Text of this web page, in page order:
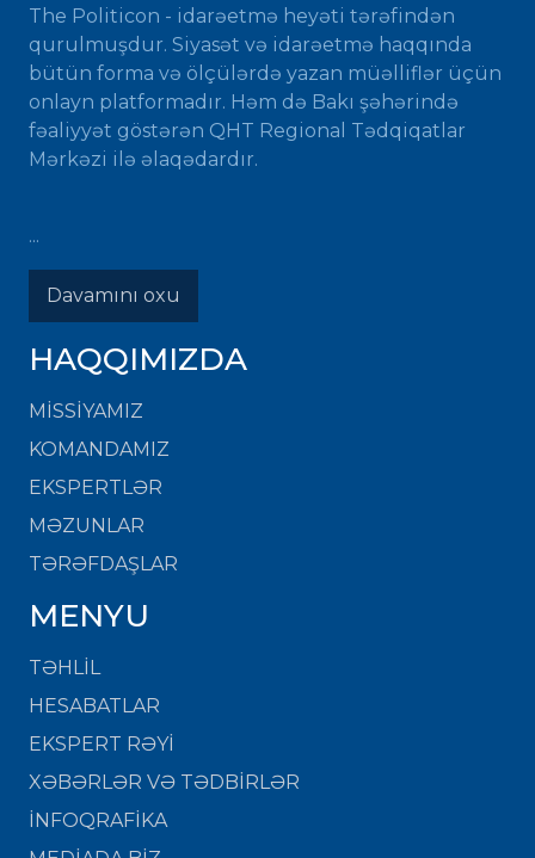
The Politicon - idarəetmə heyəti tərəfindən
qurulmuşdur. Siyasət və idarəetmə haqqında
bütün forma və ölçülərdə yazan müəlliflər üçün
onlayn platformadır. Həm də Bakı şəhərində
fəaliyyət göstərən QHT Regional Tədqiqatlar
Mərkəzi ilə əlaqədardır.
...
Davamını oxu
HAQQIMIZDA
MISSIYAMIZ
KOMANDAMIZ
EKSPERTLƏR
MƏZUNLAR
TƏRƏFDAŞLAR
MENYU
TƏHLİL
HESABATLAR
EKSPERT RƏYİ
XƏBƏRLƏR VƏ TƏDBİRLƏR
İNFOQRAFİKA